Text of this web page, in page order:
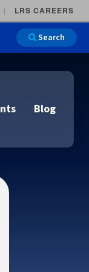
LRS CAREERS
Search
Blog